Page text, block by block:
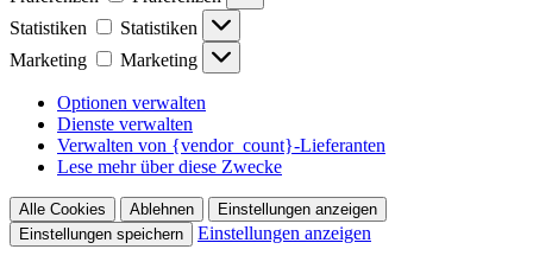
Statistiken
Statistiken
Marketing
Marketing
Optionen verwalten
Dienste verwalten
Verwalten von {vendor_count}-Lieferanten
Lese mehr über diese Zwecke
Alle Cookies Ablehnen
Einstellungen anzeigen
Einstellungen speichern
Einstellungen anzeigen